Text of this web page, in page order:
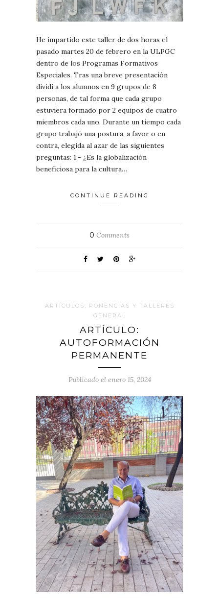
He impartido este taller de dos horas el
pasado martes 20 de febrero en la ULPGC
dentro de los Programas Formativos
Especiales. Tras una breve presentación
dividí a los alumnos en 9 grupos de 8
personas, de tal forma que cada grupo
estuviera formado por 2 equipos de cuatro
miembros cada uno. Durante un tiempo cada
grupo trabajó una postura, a favor o en
contra, elegida al azar de las siguientes
preguntas: 1.- ¿Es la globalización
beneficiosa para la cultura…
CONTINUE READING
0 Comments
ARTÍCULOS, PONENCIAS Y TALLERES
GENERAL
ARTÍCULO:
AUTOFORMACIÓN
PERMANENTE
Publicado el enero 15, 2024